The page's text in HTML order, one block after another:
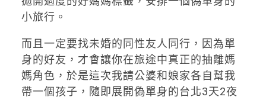
小旅行。
而且一定要找未婚的同性友人同行，因為單
身的好友，才會讓你在旅途中真正的抽離媽
媽角色，於是這次我請公婆和娘家各自幫我
帶一個孩子，隨即展開偽單身的台北3天2夜